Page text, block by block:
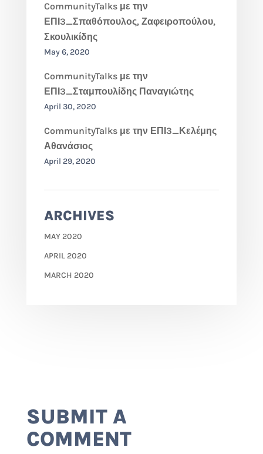
CommunityTalks με την
ΕΠΙ3_Σπαθόπουλος, Ζαφειροπούλου,
Σκουλικίδης
May 6, 2020
CommunityTalks με την
ΕΠΙ3_Σταμπουλίδης Παναγιώτης
April 30, 2020
CommunityTalks με την ΕΠΙ3_Κελέμης
Αθανάσιος
April 29, 2020
ARCHIVES
MAY 2020
APRIL 2020
MARCH 2020
SUBMIT A
COMMENT